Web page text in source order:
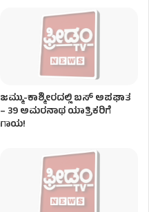
ಜಮ್ಮು-ಕಾಶ್ಮೀರದಲ್ಲಿ ಬಸ್ ಅಪಘಾತ
– 39 ಅಮರನಾಥ ಯಾತ್ರಿಕರಿಗೆ
ಗಾಯ!